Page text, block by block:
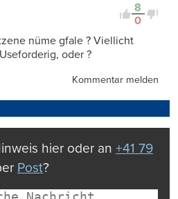
8
0
nüme gfale ? Viellicht
oder ?
Kommentar melden
hier oder an +41 79
Post?